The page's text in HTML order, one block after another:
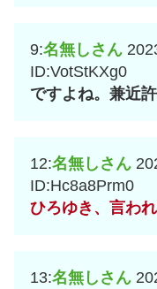
9:名無しさん
ID:VotStKXg0
ですよね。兼近
12:名無しさん
ID:Hc8a8Prm0
ひろゆき、言わ
13:名無しさん